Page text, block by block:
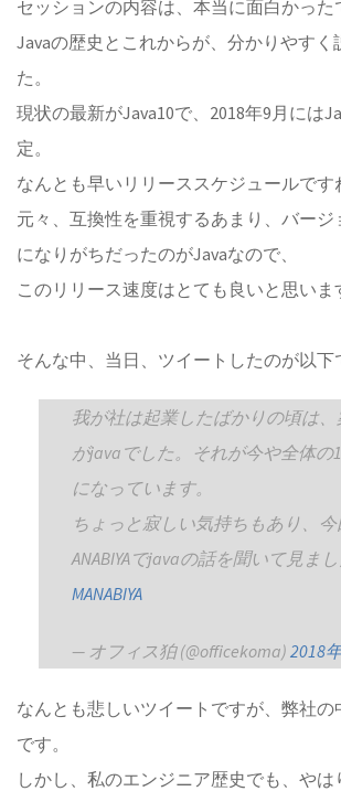
セッションの内容は、本当に面白かった
Javaの歴史とこれからが、分かりやすく
た。
現状の最新がJava10で、2018年9月には
定。
なんとも早いリリーススケジュールです
元々、互換性を重視するあまり、バージ
になりがちだったのがJavaなので、
このリリース速度はとても良いと思いま
そんな中、当日、ツイートしたのが以下
我が社は起業したばかりの頃は
がjavaでした。それが今や全体の
になっています。
ちょっと寂しい気持ちもあり、今
ANABIYAでjavaの話を聞いて見まし
MANABIYA
— オフィス狛 (@officekoma) 2018
なんとも悲しいツイートですが、弊社の
です。
しかし、私のエンジニア歴史でも、やは